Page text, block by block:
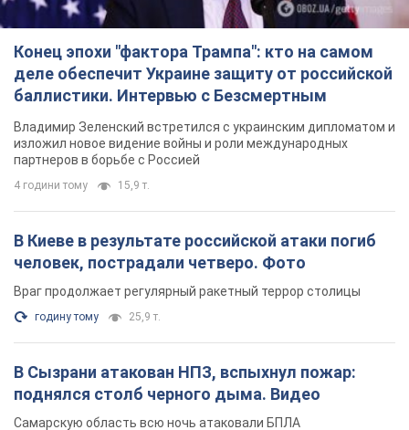
Конец эпохи "фактора Трампа": кто на самом
деле обеспечит Украине защиту от российской
баллистики. Интервью с Безсмертным
Владимир Зеленский встретился с украинским дипломатом и
изложил новое видение войны и роли международных
партнеров в борьбе с Россией
4 години тому 15,9 т.
В Киеве в результате российской атаки погиб
человек, пострадали четверо. Фото
Враг продолжает регулярный ракетный террор столицы
годину тому 25,9 т.
В Сызрани атакован НПЗ, вспыхнул пожар:
поднялся столб черного дыма. Видео
Самарскую область всю ночь атаковали БПЛА